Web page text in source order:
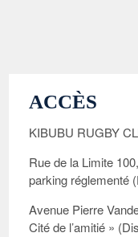
ACCÈS
KIBUBU RUGBY
Rue de la Limite
parking réglementé
Avenue Pierre
Cité de l’amitié »